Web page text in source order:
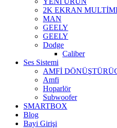
2K EKRAN
MAN
GEELY
GEELY
Dodge
Caliber
Ses Sistemi
AMFİ
Amfi
Hoparlör
Subwoofer
SMARTBOX
Blog
Bayi Girişi